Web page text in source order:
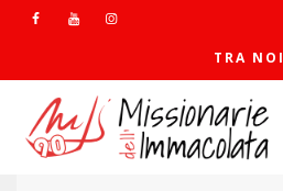
TRA NOI